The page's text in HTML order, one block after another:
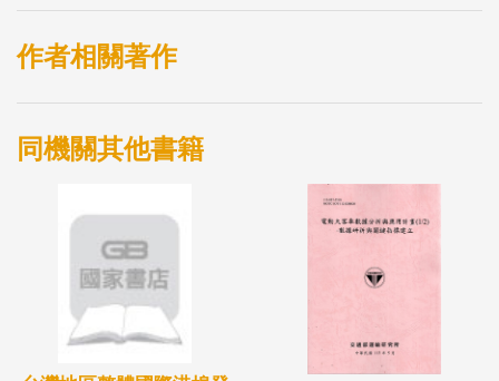
劃構想。
從與各縣市訪談經驗中得知，推動試辦計畫之挑戰，
地深耕多年的復康巴士，每日服務眾多的使用者，而
參與試辦的業者及主管機關也已有其習慣之運作模
式，故縱使不排斥新模式之導入，甚至抱持樂觀與正
面的期待，於導入時需仍兼顧維持現有運作的穩定，
確實為一大難題。
另依據試辦計畫於各場域之實際推動狀況，與營運業
者及主管機關作密切的溝通與協調並滾動修正，確使
作者相關著作
同機關其他書籍